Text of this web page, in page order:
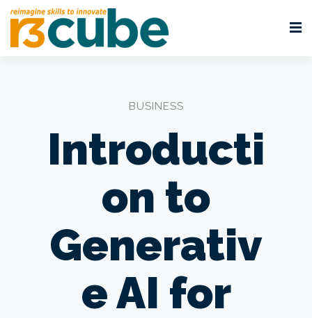
BUSINESS
Introducti
on to
Generativ
e AI for